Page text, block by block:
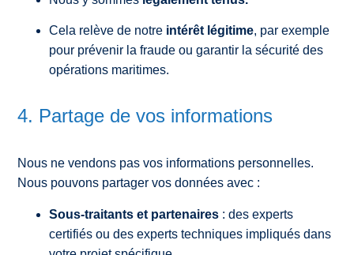
Cela relève de notre intérêt légitime, par exemple
pour prévenir la fraude ou garantir la sécurité des
opérations maritimes.
4. Partage de vos informations
Nous ne vendons pas vos informations personnelles.
Nous pouvons partager vos données avec :
Sous-traitants et partenaires : des experts
certifiés ou des experts techniques impliqués dans